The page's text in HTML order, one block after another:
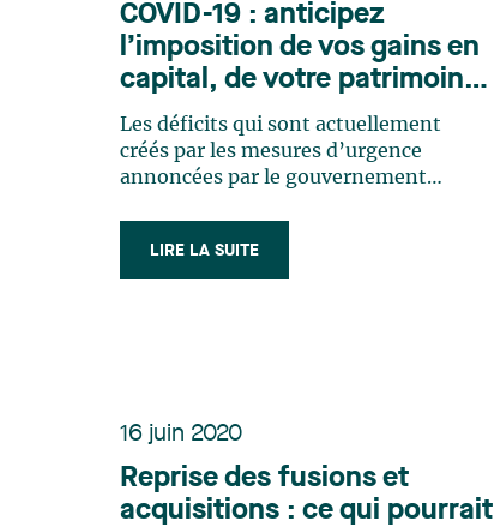
COVID-19 : anticipez
l’imposition de vos gains en
capital, de votre patrimoine,
de vos donations et de vos
successions
Les déficits qui sont actuellement
créés par les mesures d’urgence
annoncées par le gouvernement
en perspective l’importance des
déficits antérieurs à la crise. Cette
LIRE LA SUITE
16 juin 2020
Reprise des fusions et
acquisitions : ce qui pourrait